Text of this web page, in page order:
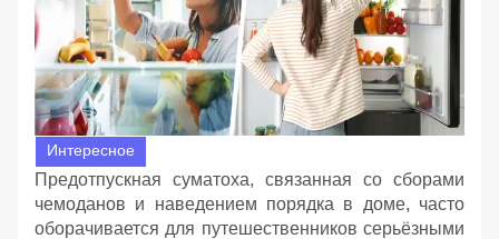
Интересное
Предотпускная суматоха, связанная со сборами
чемоданов и наведением порядка в доме, часто
оборачивается для путешественников серьёзными